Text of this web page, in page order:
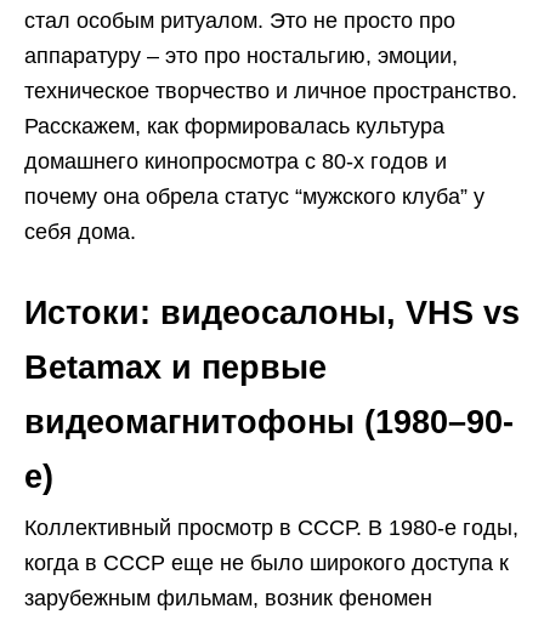
стал особым ритуалом. Это не просто про
аппаратуру – это про ностальгию, эмоции,
техническое творчество и личное пространство.
Расскажем, как формировалась культура
домашнего кинопросмотра с 80-х годов и
почему она обрела статус “мужского клуба” у
себя дома.
Истоки: видеосалоны, VHS vs
Betamax и первые
видеомагнитофоны (1980–90-
е)
Коллективный просмотр в СССР. В 1980-е годы,
когда в СССР еще не было широкого доступа к
зарубежным фильмам, возник феномен